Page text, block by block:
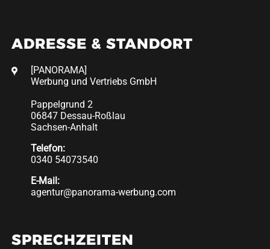
ADRESSE & STANDORT
[PANORAMA]
Werbung und Vertriebs GmbH
Pappelgrund 2
06847 Dessau-Roßlau
Sachsen-Anhalt
Telefon:
0340 54073540
E-Mail:
agentur@panorama-werbung.com
SPRECHZEITEN